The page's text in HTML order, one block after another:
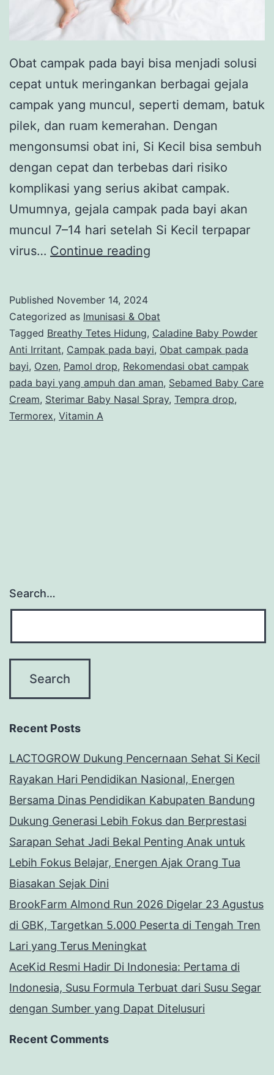
Obat campak pada bayi bisa menjadi solusi
cepat untuk meringankan berbagai gejala
campak yang muncul, seperti demam, batuk
pilek, dan ruam kemerahan. Dengan
mengonsumsi obat ini, Si Kecil bisa sembuh
dengan cepat dan terbebas dari risiko
komplikasi yang serius akibat campak.
Umumnya, gejala campak pada bayi akan
muncul 7–14 hari setelah Si Kecil terpapar
virus… Continue reading
Campak
pada
Bayi
yang
Ampuh
Published November 14, 2024
Categorized as Imunisasi & Obat
Tagged Breathy Tetes Hidung, Caladine Baby Powder
Anti Irritant, Campak pada bayi, Obat campak pada
bayi, Ozen, Pamol drop, Rekomendasi obat campak
pada bayi yang ampuh dan aman, Sebamed Baby Care
Cream, Sterimar Baby Nasal Spray, Tempra drop,
Termorex, Vitamin A
Search…
Recent Posts
LACTOGROW Dukung Pencernaan Sehat Si Kecil
Rayakan Hari Pendidikan Nasional, Energen
Bersama Dinas Pendidikan Kabupaten Bandung
Dukung Generasi Lebih Fokus dan Berprestasi
Sarapan Sehat Jadi Bekal Penting Anak untuk
Lebih Fokus Belajar, Energen Ajak Orang Tua
Biasakan Sejak Dini
BrookFarm Almond Run 2026 Digelar 23 Agustus
di GBK, Targetkan 5.000 Peserta di Tengah Tren
Lari yang Terus Meningkat
AceKid Resmi Hadir Di Indonesia: Pertama di
Indonesia, Susu Formula Terbuat dari Susu Segar
dengan Sumber yang Dapat Ditelusuri
Recent Comments